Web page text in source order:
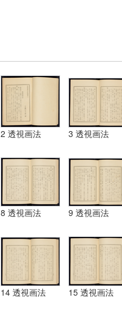
2 透視画法 3 透視画法
8 透視画法 9 透視画法
14 透視画法 15 透視画法